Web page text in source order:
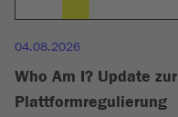
04.08.2026
Who Am I? Update zur
Plattformregulierung